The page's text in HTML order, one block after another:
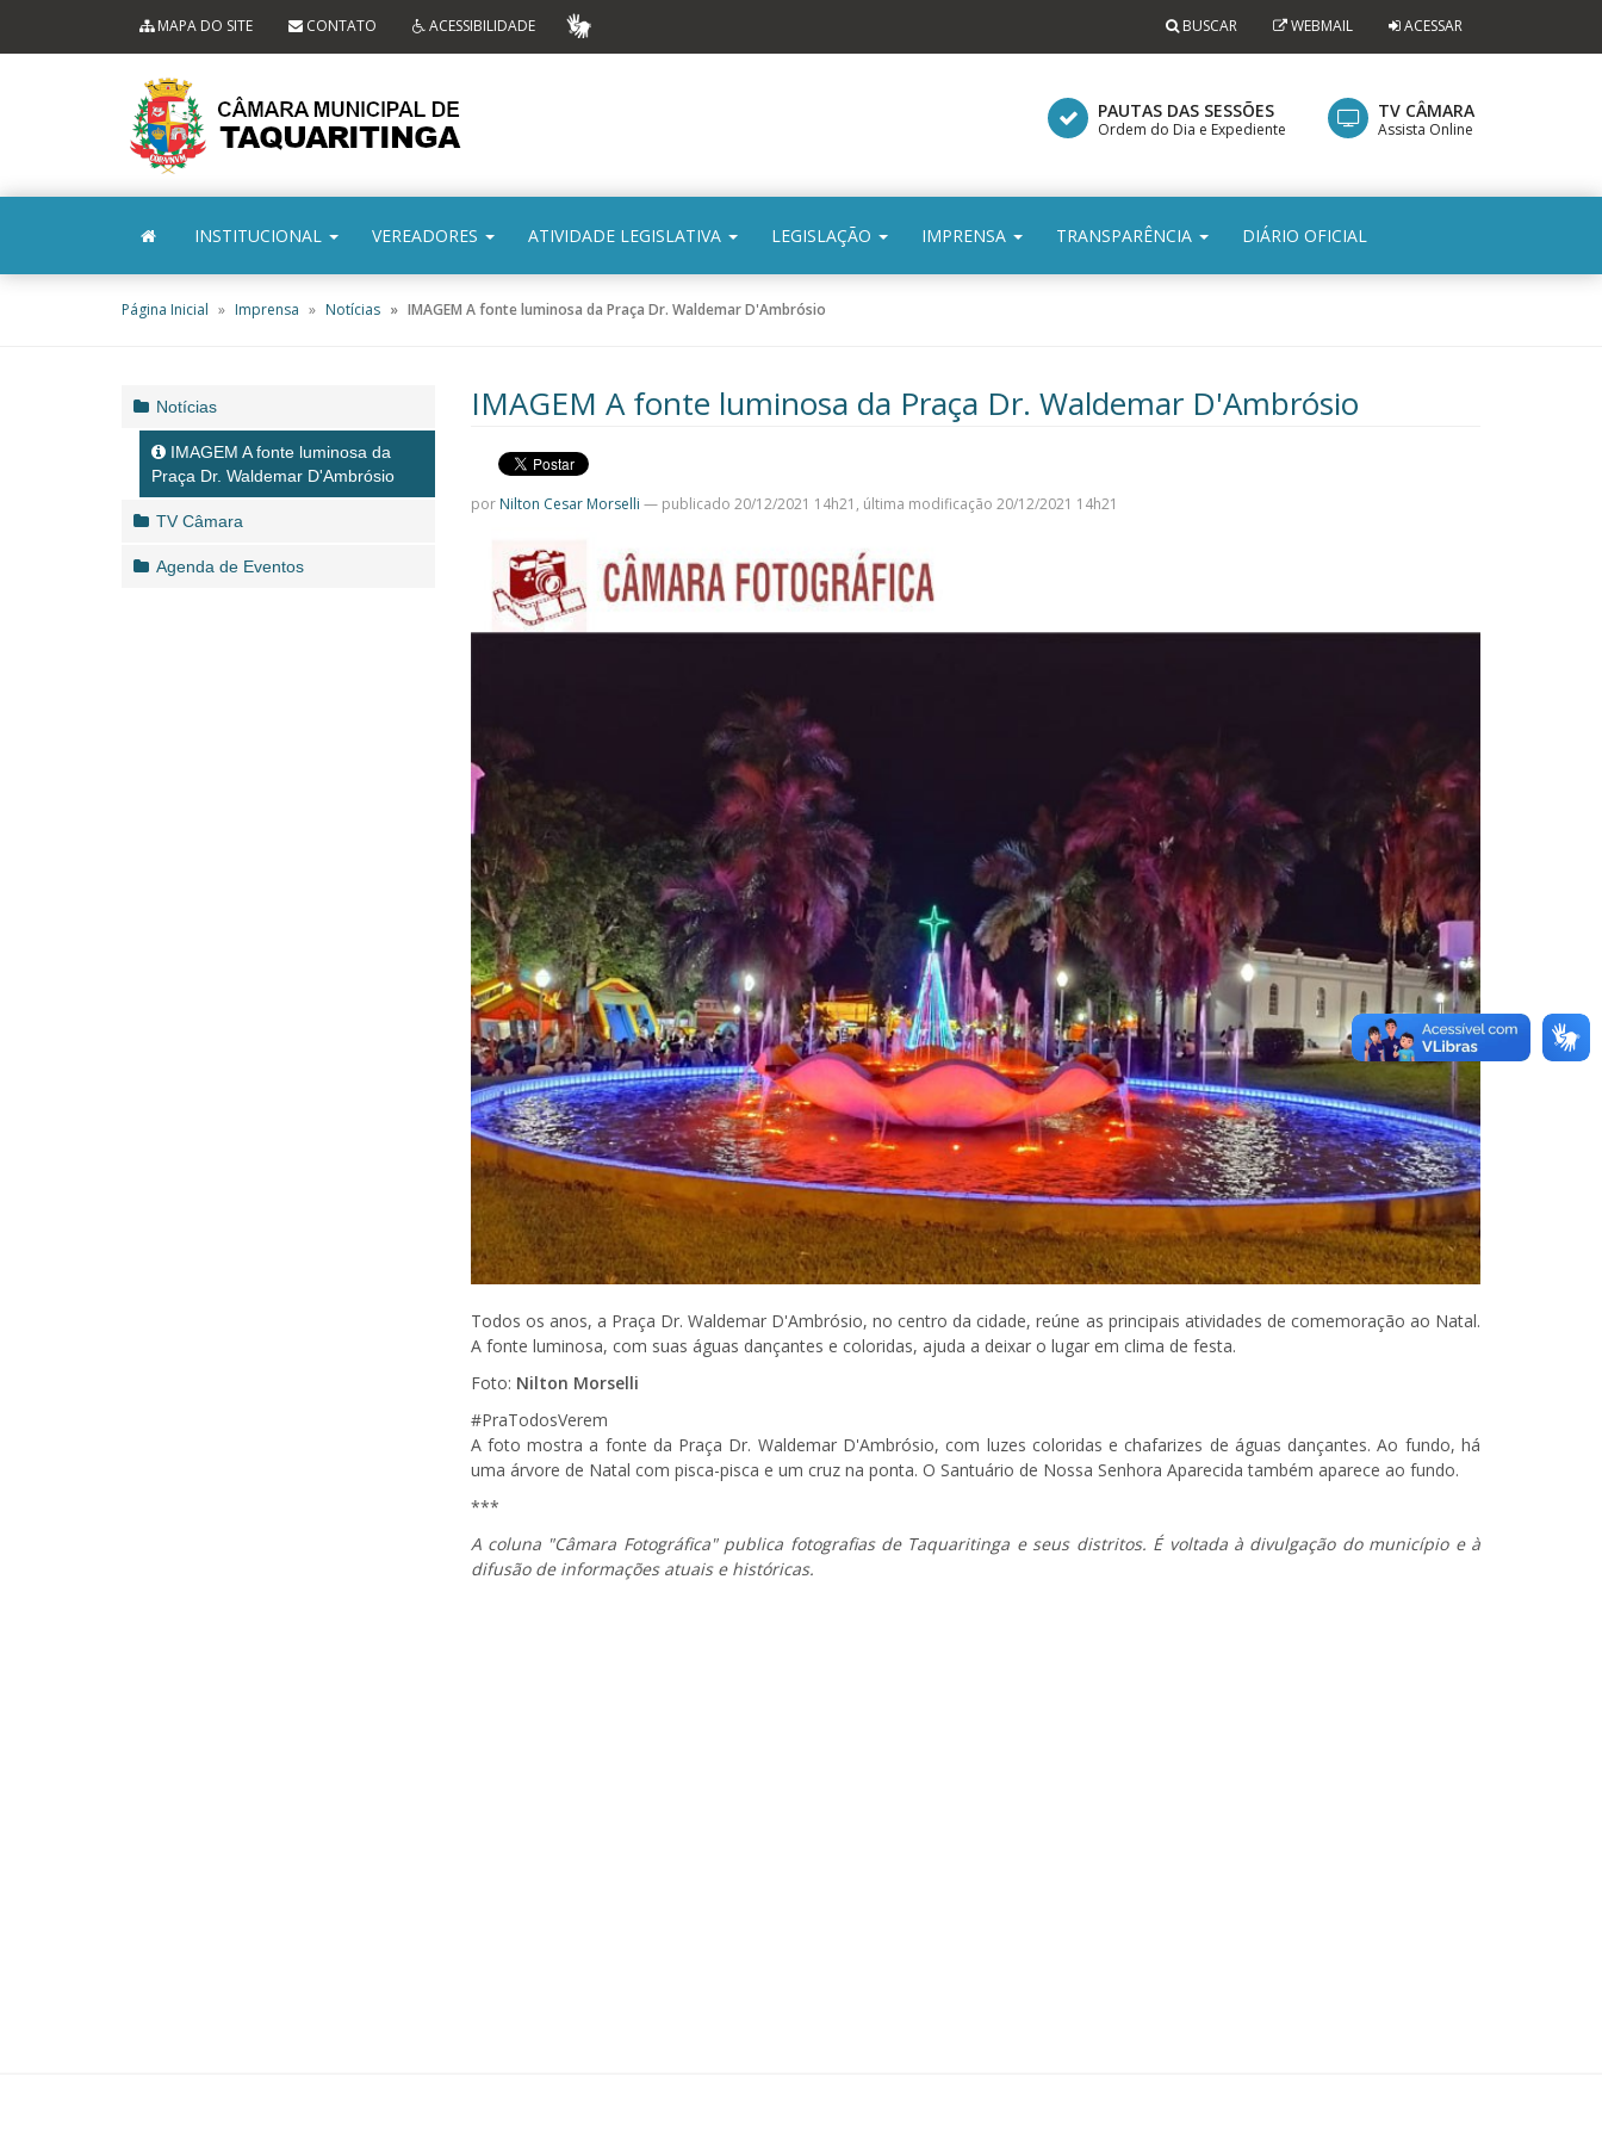
MAPA DO SITE CONTATO ACESSIBILIDADE VLIBRAS ACESSAR
WEBMAIL
BUSCAR
PAUTAS DAS SESSÕES
Ordem do Dia e Expediente
TV CÂMARA
Assista Online
INSTITUCIONAL VEREADORES ATIVIDADE LEGISLATIVA LEGISLAÇÃO IMPRENSA TRANSPARÊNCIA DIÁRIO OFICIAL
Página Inicial Imprensa Notícias IMAGEM A fonte luminosa da Praça Dr. Waldemar D'Ambrósio
Notícias
IMAGEM A fonte luminosa da
Praça Dr. Waldemar D'Ambrósio
TV Câmara
Agenda de Eventos
IMAGEM A fonte luminosa da Praça Dr. Waldemar D'Ambrósio
por Nilton Cesar Morselli — publicado 20/12/2021 14h21, última modificação 20/12/2021 14h21
Todos os anos, a Praça Dr. Waldemar D'Ambrósio, no centro da cidade, reúne as principais atividades de comemoração ao Natal.
A fonte luminosa, com suas águas dançantes e coloridas, ajuda a deixar o lugar em clima de festa.
Foto: Nilton Morselli
#PraTodosVerem
A foto mostra a fonte da Praça Dr. Waldemar D'Ambrósio, com luzes coloridas e chafarizes de águas dançantes. Ao fundo, há
uma árvore de Natal com pisca-pisca e um cruz na ponta. O Santuário de Nossa Senhora Aparecida também aparece ao fundo.
***
A coluna "Câmara Fotográfica" publica fotografias de Taquaritinga e seus distritos. É voltada à divulgação do município e à
difusão de informações atuais e históricas.